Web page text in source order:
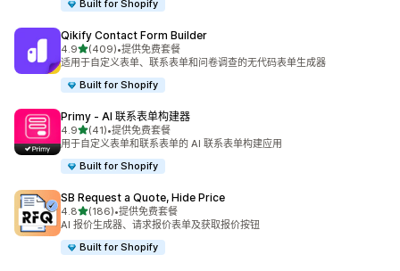
Built for Shopify
Qikify Contact Form Builder
4.9星（满分 5 星）
(409)
总共 409 条评论
•提供免费套餐
适用于自定义表单、联系表单和问卷调查的无代码表单生成器
Built for Shopify
Primy ‑ AI 联系表单构建器
4.9星（满分 5 星）
(41)
总共 41 条评论
•提供免费套餐
用于自定义表单和联系表单的 AI 联系表单构建应用
Built for Shopify
SB Request a Quote, Hide Price
4.8星（满分 5 星）
(186)
总共 186 条评论
•提供免费套餐
AI 报价生成器、请求报价表单及获取报价按钮
Built for Shopify